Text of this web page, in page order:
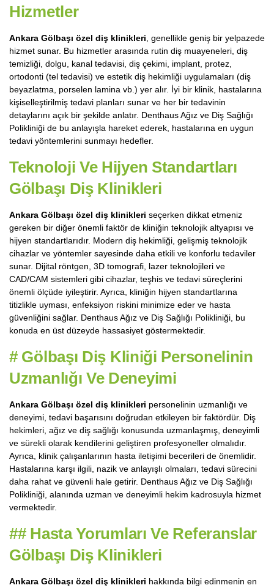
Hizmetler
Ankara Gölbaşı özel diş klinikleri , genellikle geniş bir yelpazede
hizmet sunar. Bu hizmetler arasında rutin diş muayeneleri, diş
temizliği, dolgu, kanal tedavisi, diş çekimi, implant, protez,
ortodonti (tel tedavisi) ve estetik diş hekimliği uygulamaları (diş
beyazlatma, porselen lamina vb.) yer alır. İyi bir klinik, hastalarına
kişiselleştirilmiş tedavi planları sunar ve her bir tedavinin
detaylarını açık bir şekilde anlatır. Denthaus Ağız ve Diş Sağlığı
Polikliniği de bu anlayışla hareket ederek, hastalarına en uygun
tedavi yöntemlerini sunmayı hedefler.
Teknoloji Ve Hijyen Standartları
Gölbaşı Diş Klinikleri
Ankara Gölbaşı özel diş klinikleri seçerken dikkat etmeniz
gereken bir diğer önemli faktör de kliniğin teknolojik altyapısı ve
hijyen standartlarıdır. Modern diş hekimliği, gelişmiş teknolojik
cihazlar ve yöntemler sayesinde daha etkili ve konforlu tedaviler
sunar. Dijital röntgen, 3D tomografi, lazer teknolojileri ve
CAD/CAM sistemleri gibi cihazlar, teşhis ve tedavi süreçlerini
önemli ölçüde iyileştirir. Ayrıca, kliniğin hijyen standartlarına
titizlikle uyması, enfeksiyon riskini minimize eder ve hasta
güvenliğini sağlar. Denthaus Ağız ve Diş Sağlığı Polikliniği, bu
konuda en üst düzeyde hassasiyet göstermektedir.
# Gölbaşı Diş Kliniği Personelinin
Uzmanlığı Ve Deneyimi
Ankara Gölbaşı özel diş klinikleri personelinin uzmanlığı ve
deneyimi, tedavi başarısını doğrudan etkileyen bir faktördür. Diş
hekimleri, ağız ve diş sağlığı konusunda uzmanlaşmış, deneyimli
ve sürekli olarak kendilerini geliştiren profesyoneller olmalıdır.
Ayrıca, klinik çalışanlarının hasta iletişimi becerileri de önemlidir.
Hastalarına karşı ilgili, nazik ve anlayışlı olmaları, tedavi sürecini
daha rahat ve güvenli hale getirir. Denthaus Ağız ve Diş Sağlığı
Polikliniği, alanında uzman ve deneyimli hekim kadrosuyla hizmet
vermektedir.
## Hasta Yorumları Ve Referanslar
Gölbaşı Diş Klinikleri
Ankara Gölbaşı özel diş klinikleri hakkında bilgi edinmenin en